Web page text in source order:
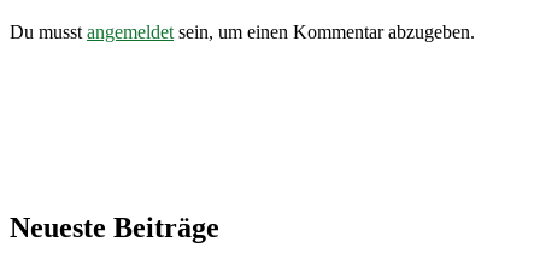
Aktuelle
Mitteilungen
Du musst angemeldet sein, um einen Kommentar abzugeben.
Neueste Beiträge